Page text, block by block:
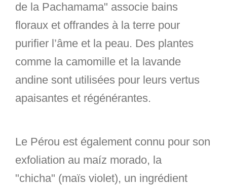
de la Pachamama" associe bains
floraux et offrandes à la terre pour
purifier l’âme et la peau. Des plantes
comme la camomille et la lavande
andine sont utilisées pour leurs vertus
apaisantes et régénérantes.
Le Pérou est également connu pour son
exfoliation au maíz morado, la
"chicha" (maïs violet), un ingrédient